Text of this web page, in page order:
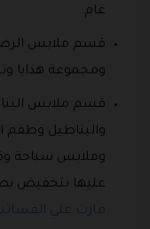
عام.
قسم ملابس
ومجموعة هدايا
قسم ملابس
والبناطيل وطقم
وملابس سباحة
عليها بتخفيض يصل الي 15%
مارت علي